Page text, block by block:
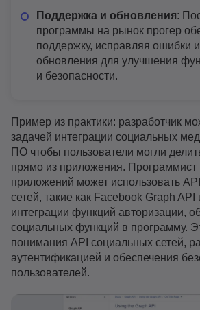
Поддержка и обновления:
программы на рынок прогер
поддержку, исправляя ошибки
обновления для улучшения
и безопасности.
Пример из практики: разработчик
задачей интеграции социальных
ПО чтобы пользователи могли
прямо из приложения.
приложений может использовать
сетей, такие как Facebook Graph
интеграции функций авторизации,
социальных функций в программу.
понимания API социальных сетей,
аутентификацией и обеспечения
пользователей.